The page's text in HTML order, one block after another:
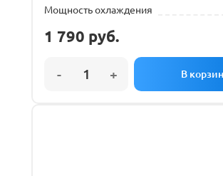
Мощность охлаждения
1 790 руб.